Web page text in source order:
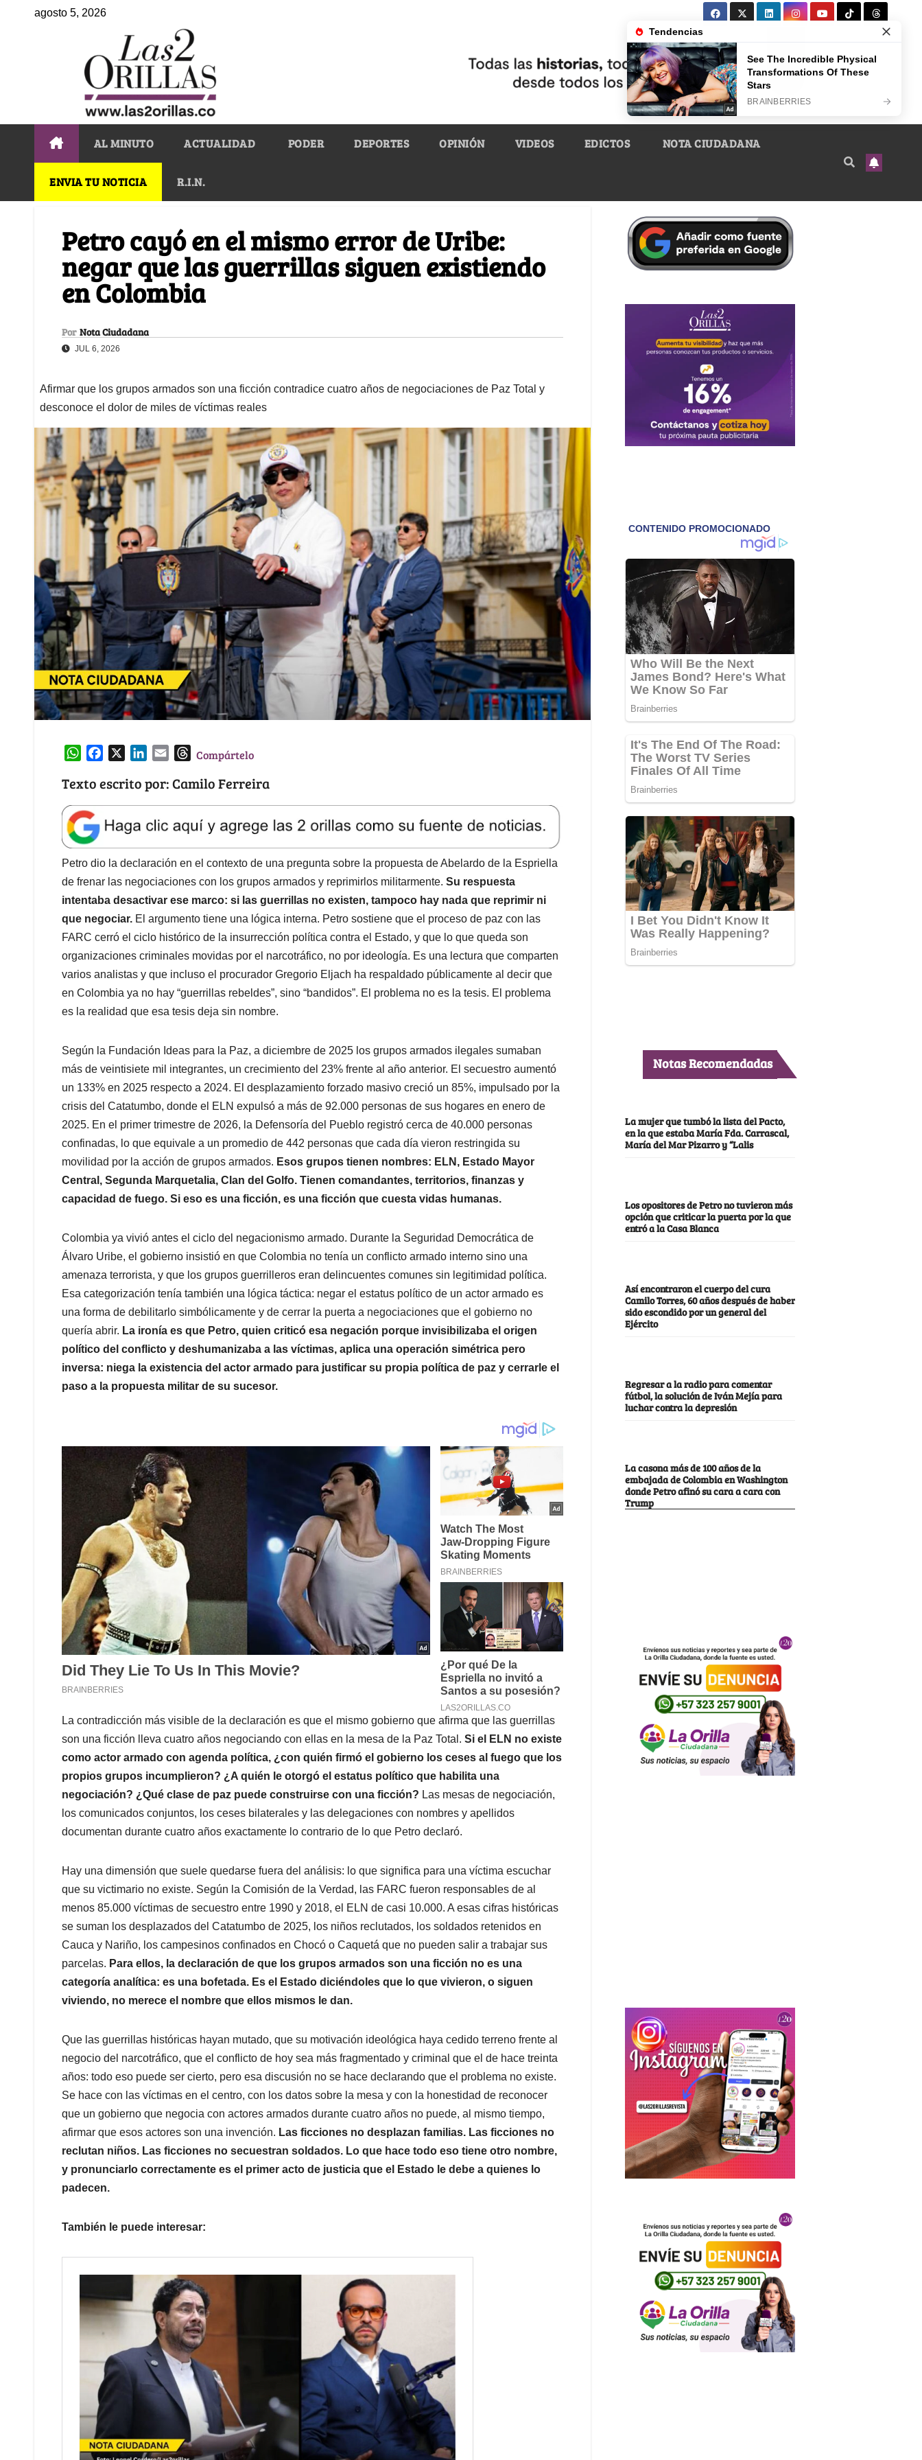
agosto 5, 2026
AL MINUTO ACTUALIDAD PODER DEPORTES OPINIÓN VIDEOS EDICTOS NOTA CIUDADANA
ENVIA TU NOTICIA R.I.N.
Petro cayó en el mismo error de Uribe:
negar que las guerrillas siguen existiendo
en Colombia
Por Nota Ciudadana
JUL 6, 2026
Afirmar que los grupos armados son una ficción contradice cuatro años de negociaciones de Paz Total y
desconoce el dolor de miles de víctimas reales
W
a
t
s
A
p
p
c
e
b
o
o
k
n
k
d
I
n
a
i
T
r
e
d
s
Compártelo
Texto escrito por: Camilo Ferreira
Petro dio la declaración en el contexto de una pregunta sobre la propuesta de Abelardo de la Espriella
de frenar las negociaciones con los grupos armados y reprimirlos militarmente. Su respuesta
intentaba desactivar ese marco: si las guerrillas no existen, tampoco hay nada que reprimir ni
que negociar. El argumento tiene una lógica interna. Petro sostiene que el proceso de paz con las
FARC cerró el ciclo histórico de la insurrección política contra el Estado, y que lo que queda son
organizaciones criminales movidas por el narcotráfico, no por ideología. Es una lectura que comparten
varios analistas y que incluso el procurador Gregorio Eljach ha respaldado públicamente al decir que
en Colombia ya no hay “guerrillas rebeldes”, sino “bandidos”. El problema no es la tesis. El problema
es la realidad que esa tesis deja sin nombre.
Según la Fundación Ideas para la Paz, a diciembre de 2025 los grupos armados ilegales sumaban
más de veintisiete mil integrantes, un crecimiento del 23% frente al año anterior. El secuestro aumentó
un 133% en 2025 respecto a 2024. El desplazamiento forzado masivo creció un 85%, impulsado por la
crisis del Catatumbo, donde el ELN expulsó a más de 92.000 personas de sus hogares en enero de
2025. En el primer trimestre de 2026, la Defensoría del Pueblo registró cerca de 40.000 personas
confinadas, lo que equivale a un promedio de 442 personas que cada día vieron restringida su
movilidad por la acción de grupos armados. Esos grupos tienen nombres: ELN, Estado Mayor
Central, Segunda Marquetalia, Clan del Golfo. Tienen comandantes, territorios, finanzas y
capacidad de fuego. Si eso es una ficción, es una ficción que cuesta vidas humanas.
Colombia ya vivió antes el ciclo del negacionismo armado. Durante la Seguridad Democrática de
Álvaro Uribe, el gobierno insistió en que Colombia no tenía un conflicto armado interno sino una
amenaza terrorista, y que los grupos guerrilleros eran delincuentes comunes sin legitimidad política.
Esa categorización tenía también una lógica táctica: negar el estatus político de un actor armado es
una forma de debilitarlo simbólicamente y de cerrar la puerta a negociaciones que el gobierno no
quería abrir. La ironía es que Petro, quien criticó esa negación porque invisibilizaba el origen
político del conflicto y deshumanizaba a las víctimas, aplica una operación simétrica pero
inversa: niega la existencia del actor armado para justificar su propia política de paz y cerrarle el
paso a la propuesta militar de su sucesor.
La contradicción más visible de la declaración es que el mismo gobierno que afirma que las guerrillas
son una ficción lleva cuatro años negociando con ellas en la mesa de la Paz Total. Si el ELN no existe
como actor armado con agenda política, ¿con quién firmó el gobierno los ceses al fuego que los
propios grupos incumplieron? ¿A quién le otorgó el estatus político que habilita una
negociación? ¿Qué clase de paz puede construirse con una ficción? Las mesas de negociación,
los comunicados conjuntos, los ceses bilaterales y las delegaciones con nombres y apellidos
documentan durante cuatro años exactamente lo contrario de lo que Petro declaró.
Hay una dimensión que suele quedarse fuera del análisis: lo que significa para una víctima escuchar
que su victimario no existe. Según la Comisión de la Verdad, las FARC fueron responsables de al
menos 85.000 víctimas de secuestro entre 1990 y 2018, el ELN de casi 10.000. A esas cifras históricas
se suman los desplazados del Catatumbo de 2025, los niños reclutados, los soldados retenidos en
Cauca y Nariño, los campesinos confinados en Chocó o Caquetá que no pueden salir a trabajar sus
parcelas. Para ellos, la declaración de que los grupos armados son una ficción no es una
categoría analítica: es una bofetada. Es el Estado diciéndoles que lo que vivieron, o siguen
viviendo, no merece el nombre que ellos mismos le dan.
Que las guerrillas históricas hayan mutado, que su motivación ideológica haya cedido terreno frente al
negocio del narcotráfico, que el conflicto de hoy sea más fragmentado y criminal que el de hace treinta
años: todo eso puede ser cierto, pero esa discusión no se hace declarando que el problema no existe.
Se hace con las víctimas en el centro, con los datos sobre la mesa y con la honestidad de reconocer
que un gobierno que negocia con actores armados durante cuatro años no puede, al mismo tiempo,
afirmar que esos actores son una invención. Las ficciones no desplazan familias. Las ficciones no
reclutan niños. Las ficciones no secuestran soldados. Lo que hace todo eso tiene otro nombre,
y pronunciarlo correctamente es el primer acto de justicia que el Estado le debe a quienes lo
padecen.
También le puede interesar:
Notas Recomendadas
La mujer que tumbó la lista del Pacto,
en la que estaba María Fda. Carrascal,
María del Mar Pizarro y “Lalis
Los opositores de Petro no tuvieron más
opción que criticar la puerta por la que
entró a la Casa Blanca
Así encontraron el cuerpo del cura
Camilo Torres, 60 años después de haber
sido escondido por un general del
Ejército
Regresar a la radio para comentar
fútbol, la solución de Iván Mejía para
luchar contra la depresión
La casona más de 100 años de la
embajada de Colombia en Washington
donde Petro afinó su cara a cara con
Trump